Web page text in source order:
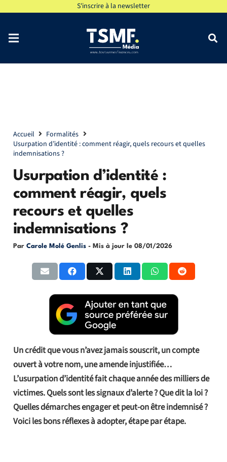
S'inscrire à la newsletter
Accueil
Formalités
Usurpation d’identité : comment réagir, quels recours et quelles
indemnisations ?
Usurpation d’identité :
comment réagir, quels
recours et quelles
indemnisations ?
Par Carole Molé Genlis - Mis à jour le 08/01/2026
Un crédit que vous n’avez jamais souscrit, un compte
ouvert à votre nom, une amende injustifiée…
L’usurpation d’identité fait chaque année des milliers de
victimes. Quels sont les signaux d’alerte ? Que dit la loi ?
Quelles démarches engager et peut-on être indemnisé ?
Voici les bons réflexes à adopter, étape par étape.